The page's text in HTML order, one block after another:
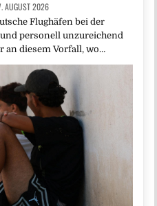
AUGUST 2026
Flughäfen bei der
personell unzureichend
an diesem Vorfall, wo…